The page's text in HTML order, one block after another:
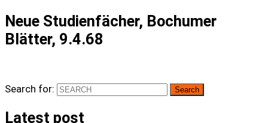
Neue Studienfächer, Bochumer
Blätter, 9.4.68
Search for:
Latest post